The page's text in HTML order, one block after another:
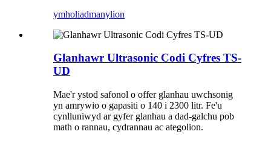
ymholiadmanylion
Glanhawr Ultrasonic Codi Cyfres TS-
UD
Mae'r ystod safonol o offer glanhau uwchsonig
yn amrywio o gapasiti o 140 i 2300 litr. Fe'u
cynlluniwyd ar gyfer glanhau a dad-galchu pob
math o rannau, cydrannau ac ategolion.